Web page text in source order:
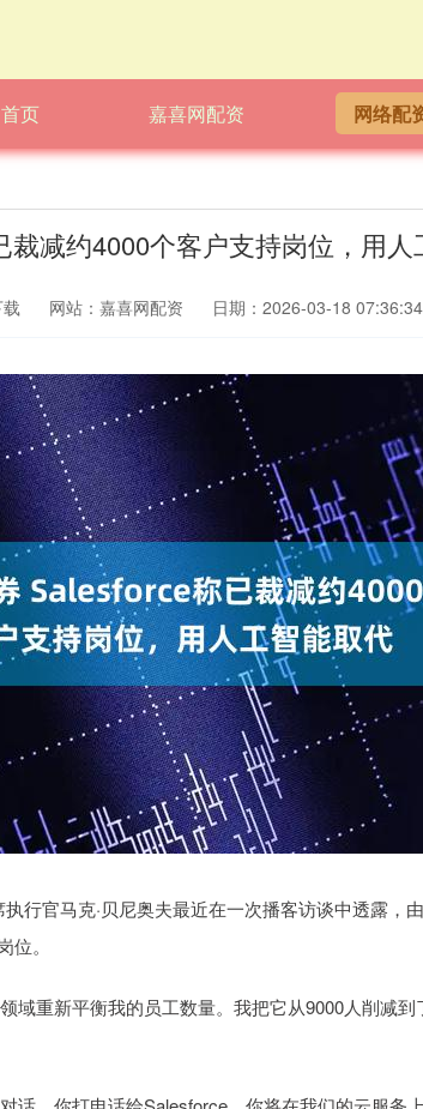
首页 嘉喜网配资 网络配
裁减约4000个客户支持岗位，用
网站：嘉喜网配资 日期：2026-03-18 07:36:34
官马克·贝尼奥夫最近在一次播客访谈中透露，
。
重新平衡我的员工数量。我把它从9000人削减到